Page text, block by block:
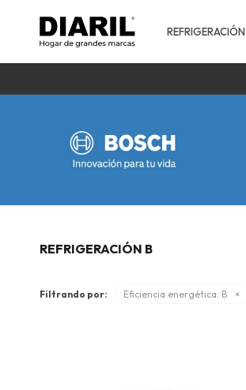
REFRIGERACIÓN
REFRIGERACIÓN B
Filtrando por: Eficiencia energética: B